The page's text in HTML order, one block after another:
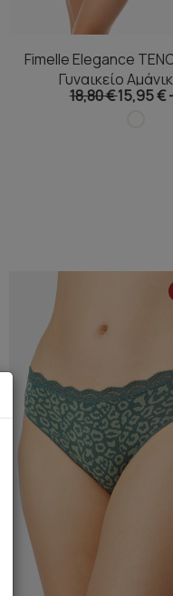
Fimelle Elegance
Γυναικείο
18,80 €15,95 €